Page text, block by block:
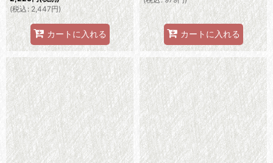
(税込 : 2,447円)
カートに入れる カートに入れる